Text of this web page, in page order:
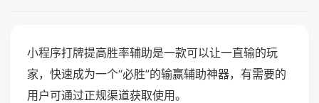
小程序打牌提高胜率辅助是一款可以让一直输的玩
家，快速成为一个“必胜”的输赢辅助神器，有需要的
用户可通过正规渠道获取使用。